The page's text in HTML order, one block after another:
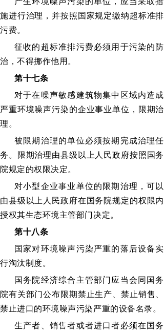
施进行治理，并按照国家规定缴纳超标准排
污费。
征收的超标准排污费必须用于污染的防
治，不得挪作他用。
第十七条
对于在噪声敏感建筑物集中区域内造成
严重环境噪声污染的企业事业单位，限期治
理。
被限期治理的单位必须按期完成治理任
务。限期治理由县级以上人民政府按照国务
院规定的权限决定。
对小型企业事业单位的限期治理，可以
由县级以上人民政府在国务院规定的权限内
授权其生态环境主管部门决定。
第十八条
国家对环境噪声污染严重的落后设备实
行淘汰制度。
国务院经济综合主管部门应当会同国务
院有关部门公布限期禁止生产、禁止销售、
禁止进口的环境噪声污染严重的设备名录。
生产者、销售者或者进口者必须在国务